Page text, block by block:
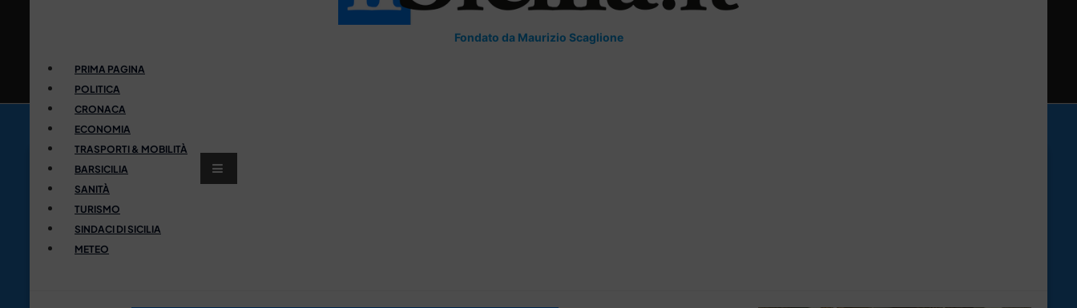
Fondato da Maurizio Scaglione
PRIMA PAGINA
POLITICA
CRONACA
ECONOMIA
TRASPORTI & MOBILITÀ
BARSICILIA
SANITÀ
TURISMO
SINDACI DI SICILIA
METEO